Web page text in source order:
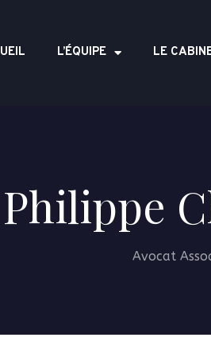
L’ÉQUIPE LE
Philippe
Avocat